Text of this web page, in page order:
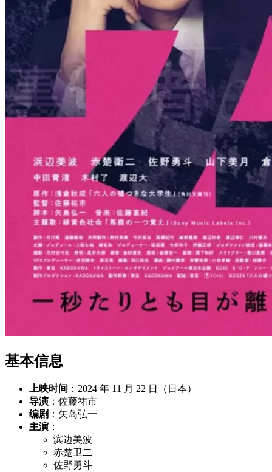
基本信息
上映时间 ：2024 年 11 月 22 日（日本）
导演 ：佐藤祐市
编剧 ：矢岛弘一
主演 ：
滨边美波
赤楚卫二
佐野勇斗